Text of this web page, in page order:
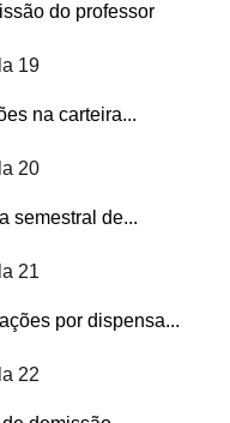
do professor
19
na carteira...
20
semestral de...
21
por dispensa...
22